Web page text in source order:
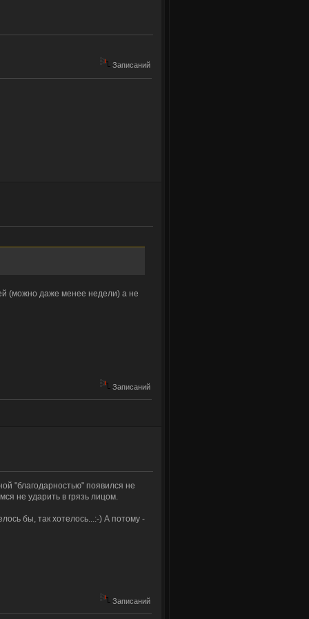
Записаний
(можно даже менее недели) а не
Записаний
"благодарностью" появился не
не ударить в грязь лицом.
бы, так хотелось...:-) А потому -
Записаний